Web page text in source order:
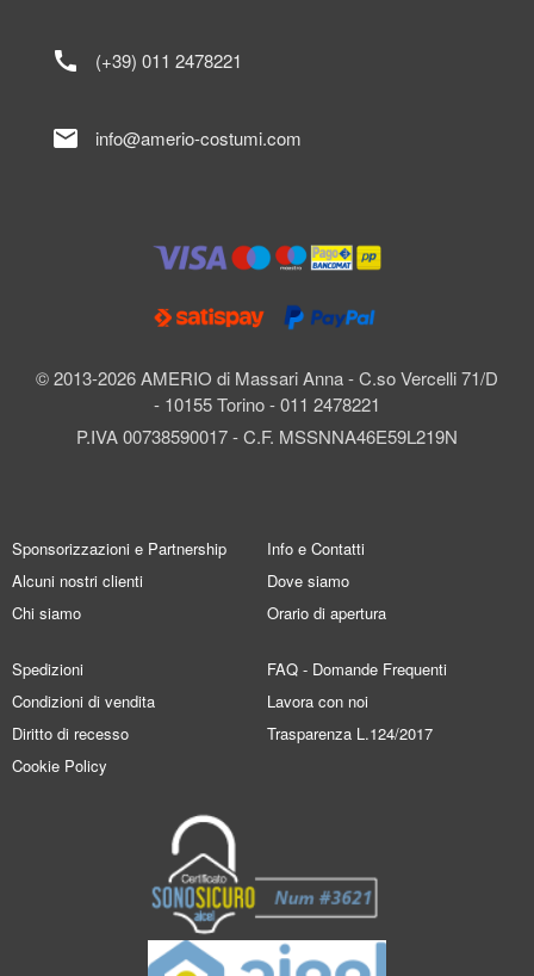
© 2013-2026 AMERIO di Massari Anna - C.so Vercelli 71/D
- 10155 Torino - 011 2478221
P.IVA 00738590017 - C.F. MSSNNA46E59L219N
call (+39) 011 2478221
mail info@amerio-costumi.com
Sponsorizzazioni e Partnership
Alcuni nostri clienti
Chi siamo
Info e Contatti
Dove siamo
Orario di apertura
Spedizioni
Condizioni di vendita
Diritto di recesso
Cookie Policy
FAQ - Domande Frequenti
Lavora con noi
Trasparenza L.124/2017